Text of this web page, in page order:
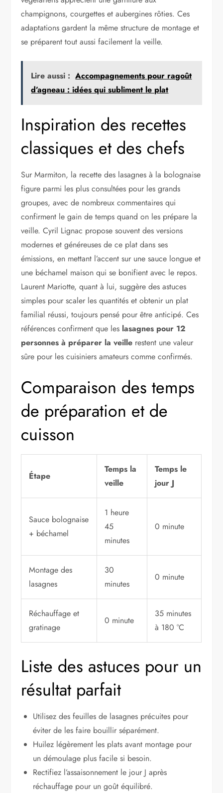
champignons, courgettes et aubergines rôties. Ces
adaptations gardent la même structure de montage et
se préparent tout aussi facilement la veille.
Lire aussi : Accompagnements pour ragoût
d’agneau : idées qui subliment le plat
Inspiration des recettes
classiques et des chefs
Sur Marmiton, la recette des lasagnes à la bolognaise
figure parmi les plus consultées pour les grands
groupes, avec de nombreux commentaires qui
confirment le gain de temps quand on les prépare la
veille. Cyril Lignac propose souvent des versions
modernes et généreuses de ce plat dans ses
émissions, en mettant l’accent sur une sauce longue et
une béchamel maison qui se bonifient avec le repos.
Laurent Mariotte, quant à lui, suggère des astuces
simples pour scaler les quantités et obtenir un plat
familial réussi, toujours pensé pour être anticipé. Ces
références confirment que les lasagnes pour 12
personnes à préparer la veille restent une valeur
sûre pour les cuisiniers amateurs comme confirmés.
Comparaison des temps
de préparation et de
cuisson
Étape
Temps la
veille
Temps le
jour J
Sauce bolognaise
+ béchamel
1 heure
45
minutes
0 minute
Montage des
lasagnes
30
minutes
0 minute
Réchauffage et
gratinage
0 minute
35 minutes
à 180 °C
Liste des astuces pour un
résultat parfait
Utilisez des feuilles de lasagnes précuites pour
éviter de les faire bouillir séparément.
Huilez légèrement les plats avant montage pour
un démoulage plus facile si besoin.
Rectifiez l’assaisonnement le jour J après
réchauffage pour un goût équilibré.